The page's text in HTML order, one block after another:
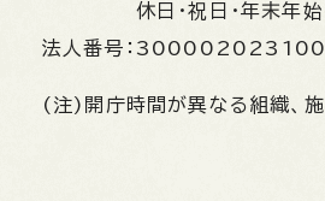
休日・祝日・年末年
法人番号：
(注)開庁時間が異なる組織、